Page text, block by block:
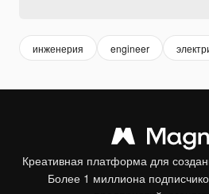
инженерия engineer
Креативная платформа для
Более 1 миллиона